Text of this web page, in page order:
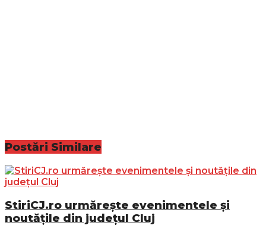
Postări Similare
StiriCJ.ro urmărește evenimentele și
noutățile din județul Cluj